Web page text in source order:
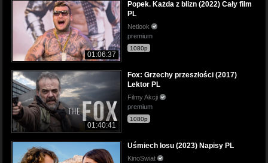
01:06:37
Popek. Każda z blizn (2022) Cały film
PL
Netlook
premium
1080p
01:40:41
Fox: Grzechy przeszłości (2017)
Lektor PL
Filmy Akcji
premium
1080p
Uśmiech losu (2023) Napisy PL
KinoSwiat